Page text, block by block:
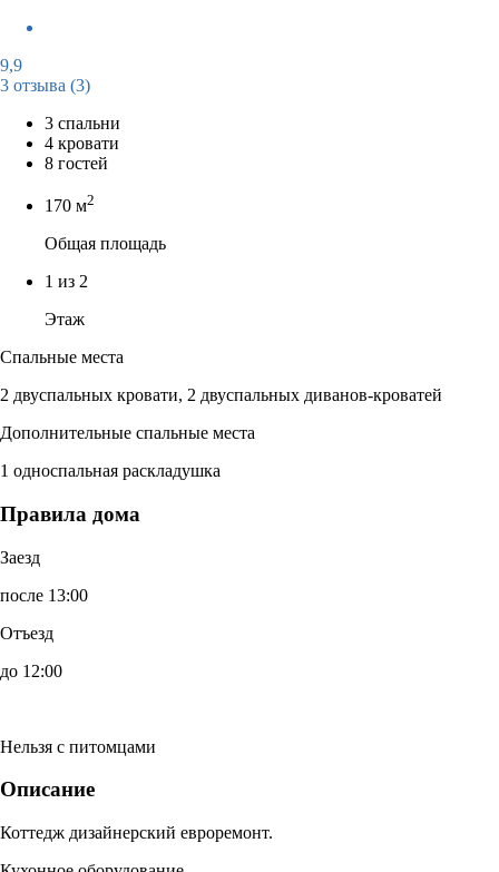
9,9
3 отзыва (3)
3 спальни
4 кровати
8 гостей
170 м2
Общая площадь
1 из 2
Этаж
Спальные места
2 двуспальных кровати, 2 двуспальных диванов-кроватей
Дополнительные спальные места
1 односпальная раскладушка
Правила дома
Заезд
после 13:00
Отъезд
до 12:00
Нельзя с питомцами
Описание
Коттедж дизайнерский евроремонт.